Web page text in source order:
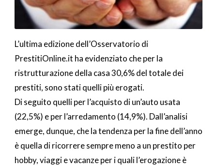
L’ultima edizione dell’Osservatorio di
PrestitiOnline.it ha evidenziato che per la
ristrutturazione della casa 30,6% del totale dei
prestiti, sono stati quelli più erogati.
Di seguito quelli per l’acquisto di un’auto usata
(22,5%) e per l’arredamento (14,9%). Dall’analisi
emerge, dunque, che la tendenza per la fine dell’anno
è quella di ricorrere sempre meno a un prestito per
hobby, viaggi e vacanze per i quali l’erogazione è